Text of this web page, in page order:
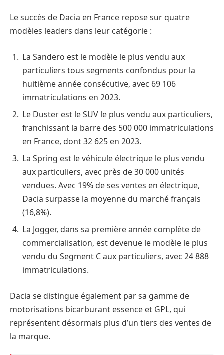
Le succès de Dacia en France repose sur quatre
modèles leaders dans leur catégorie :
La Sandero est le modèle le plus vendu aux
particuliers tous segments confondus pour la
huitième année consécutive, avec 69 106
immatriculations en 2023.
Le Duster est le SUV le plus vendu aux particuliers,
franchissant la barre des 500 000 immatriculations
en France, dont 32 625 en 2023.
La Spring est le véhicule électrique le plus vendu
aux particuliers, avec près de 30 000 unités
vendues. Avec 19% de ses ventes en électrique,
Dacia surpasse la moyenne du marché français
(16,8%).
La Jogger, dans sa première année complète de
commercialisation, est devenue le modèle le plus
vendu du Segment C aux particuliers, avec 24 888
immatriculations.
Dacia se distingue également par sa gamme de
motorisations bicarburant essence et GPL, qui
représentent désormais plus d’un tiers des ventes de
la marque.